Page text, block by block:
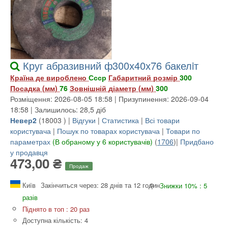
Круг абразивний ф300х40х76 бакелiт
Країна де вироблено Ссср Габаритний розмір 300
Посадка (мм) 76 Зовнішній діаметр (мм) 300
Розміщення: 2026-08-05 18:58 | Призупинення: 2026-09-04
18:58 | Залишилось: 28,5 діб
Невер2 (18003 ) | Відгуки | Статистика | Всі товари
користувача | Пошук по товарах користувача | Товари по
параметрах (В обраному у 6 користувачів) (1706)| Придбано
у продавця
473,00 ₴ Продаж
Київ Закінчиться через: 28 днів та 12 годинЗнижки 10% : 5
разів
Піднято в топ : 20 раз
Доступна кількість: 4